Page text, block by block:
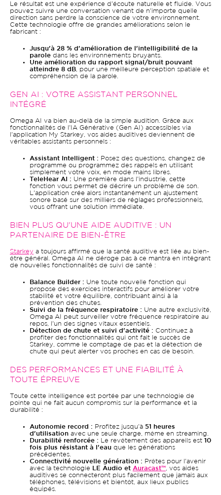
Le résultat est une expérience d'écoute naturelle et fluide. Vous
pouvez suivre une conversation venant de n'importe quelle
direction sans perdre la conscience de votre environnement.
Cette technologie offre de grandes améliorations selon le
fabricant :
Jusqu'à 28 % d'amélioration de l'intelligibilité de la
parole dans les environnements bruyants.
Une amélioration du rapport signal/bruit pouvant
atteindre 8 dB, pour une meilleure perception spatiale et
compréhension de la parole.
GEN AI : VOTRE ASSISTANT PERSONNEL
INTÉGRÉ
Omega AI va bien au-delà de la simple audition. Grâce aux
fonctionnalités de l'IA Générative (Gen AI) accessibles via
l'application My Starkey, vos aides auditives deviennent de
véritables assistants personnels :
Assistant Intelligent : Posez des questions, changez de
programme ou programmez des rappels en utilisant
simplement votre voix, en mode mains libres.
TeleHear AI : Une première dans l'industrie, cette
fonction vous permet de décrire un problème de son.
L'application crée alors instantanément un ajustement
sonore basé sur des milliers de réglages professionnels,
vous offrant une solution immédiate.
BIEN PLUS QU'UNE AIDE AUDITIVE : UN
PARTENAIRE DE BIEN-ÊTRE
Starkey a toujours affirmé que la santé auditive est liée au bien-
être général. Omega AI ne déroge pas à ce mantra en intégrant
de nouvelles fonctionnalités de suivi de santé :
Balance Builder : Une toute nouvelle fonction qui
propose des exercices interactifs pour améliorer votre
stabilité et votre équilibre, contribuant ainsi à la
prévention des chutes.
Suivi de la fréquence respiratoire : Une autre exclusivité,
Omega AI peut surveiller votre fréquence respiratoire au
repos, l'un des signes vitaux essentiels.
Détection de chute et suivi d'activité : Continuez à
profiter des fonctionnalités qui ont fait le succès de
Starkey, comme le comptage de pas et la détection de
chute qui peut alerter vos proches en cas de besoin.
DES PERFORMANCES ET UNE FIABILITÉ À
TOUTE ÉPREUVE
Toute cette intelligence est portée par une technologie de
pointe qui ne fait aucun compromis sur la performance et la
durabilité :
Autonomie record : Profitez jusqu'à 51 heures
d'utilisation avec une seule charge, même en streaming.
Durabilité renforcée : Le revêtement des appareils est
10
fois plus résistant à l'eau que les générations
précédentes.
Connectivité nouvelle génération : Prêtes pour l'avenir
avec la technologie
LE Audio et Auracast™, vos aides
auditives se connecteront plus facilement que jamais aux
téléphones, télévisions et bientôt, aux lieux publics
équipés.